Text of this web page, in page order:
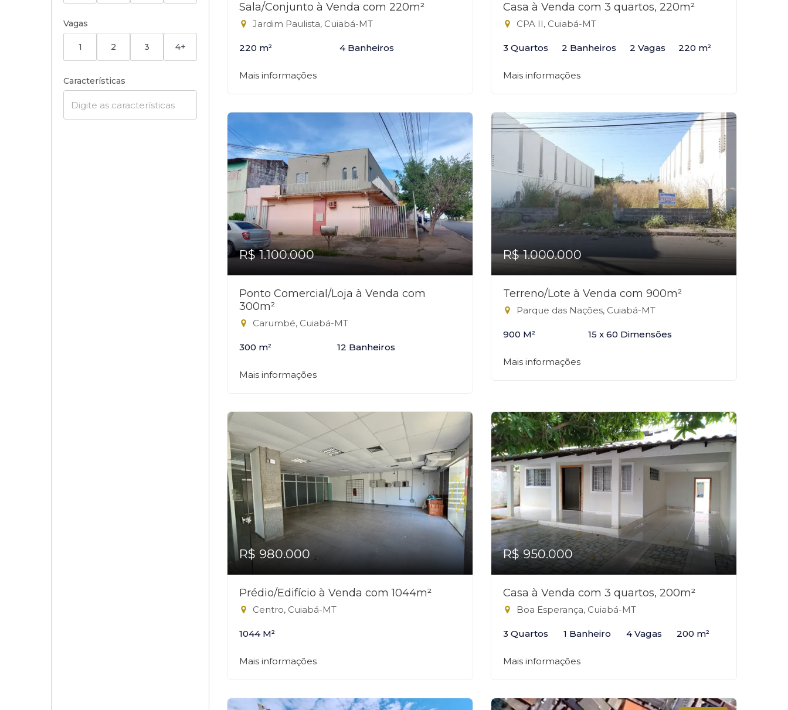
Vagas
1 2 3 4+
Características
Sala/Conjunto à Venda com 220m²
Jardim Paulista, Cuiabá-MT
220 m² 4 Banheiros
Mais informações
Casa à Venda com 3 quartos, 220m²
CPA II, Cuiabá-MT
3 Quartos 2 Banheiros 2 Vagas 220 m²
Mais informações
R$ 1.100.000
Ponto Comercial/Loja à Venda com
300m²
Carumbé, Cuiabá-MT
300 m² 12 Banheiros
Mais informações
R$ 1.000.000
Terreno/Lote à Venda com 900m²
Parque das Nações, Cuiabá-MT
900 M² 15 x 60 Dimensões
Mais informações
R$ 980.000
Prédio/Edifício à Venda com 1044m²
Centro, Cuiabá-MT
1044 M²
Mais informações
R$ 950.000
Casa à Venda com 3 quartos, 200m²
Boa Esperança, Cuiabá-MT
3 Quartos 1 Banheiro 4 Vagas 200 m²
Mais informações